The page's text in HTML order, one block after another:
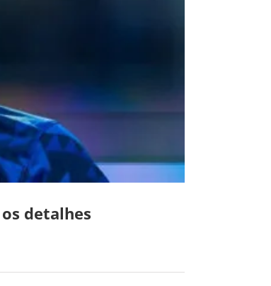
detalhes